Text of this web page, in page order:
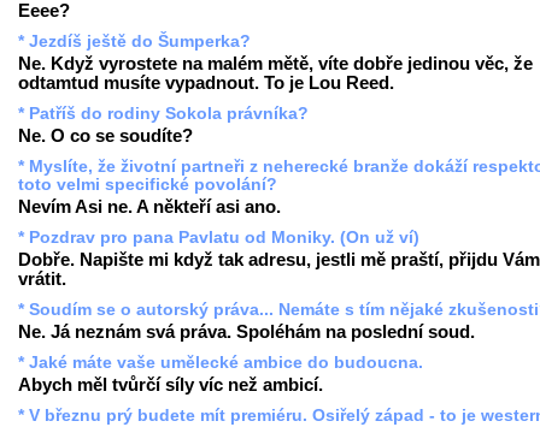
Eeee?
* Jezdíš ještě do Šumperka?
Ne. Když vyrostete na malém mětě, víte dobře jedinou věc, že
odtamtud musíte vypadnout. To je Lou Reed.
* Patříš do rodiny Sokola právníka?
Ne. O co se soudíte?
* Myslíte, že životní partneři z neherecké branže dokáží
toto velmi specifické povolání?
Nevím Asi ne. A někteří asi ano.
* Pozdrav pro pana Pavlatu od Moniky. (On už ví)
Dobře. Napište mi když tak adresu, jestli mě praští, přijdu
vrátit.
* Soudím se o autorský práva... Nemáte s tím nějaké
Ne. Já neznám svá práva. Spoléhám na poslední soud.
* Jaké máte vaše umělecké ambice do budoucna.
Abych měl tvůrčí síly víc než ambicí.
* V březnu prý budete mít premiéru. Osiřelý západ - to je